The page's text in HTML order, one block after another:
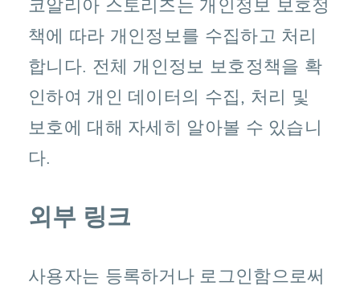
코알리아 스토리즈는 개인정보 보호정
책에 따라 개인정보를 수집하고 처리
합니다. 전체 개인정보 보호정책을 확
인하여 개인 데이터의 수집, 처리 및
보호에 대해 자세히 알아볼 수 있습니
다.
외부 링크
사용자는 등록하거나 로그인함으로써